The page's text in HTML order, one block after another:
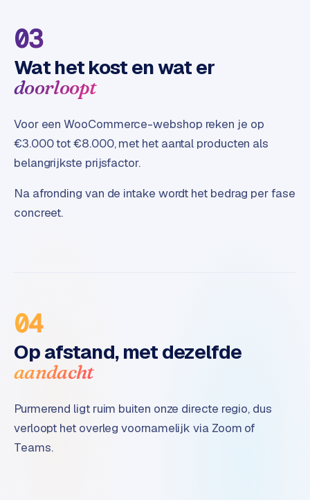
t
o
r
e
03
Wat het kost en wat er
doorloopt
Voor een WooCommerce-webshop reken je op
€3.000 tot €8.000, met het aantal producten als
belangrijkste prijsfactor.
Na afronding van de intake wordt het bedrag per fase
concreet.
04
Op afstand, met dezelfde
aandacht
Purmerend ligt ruim buiten onze directe regio, dus
verloopt het overleg voornamelijk via Zoom of
Teams.